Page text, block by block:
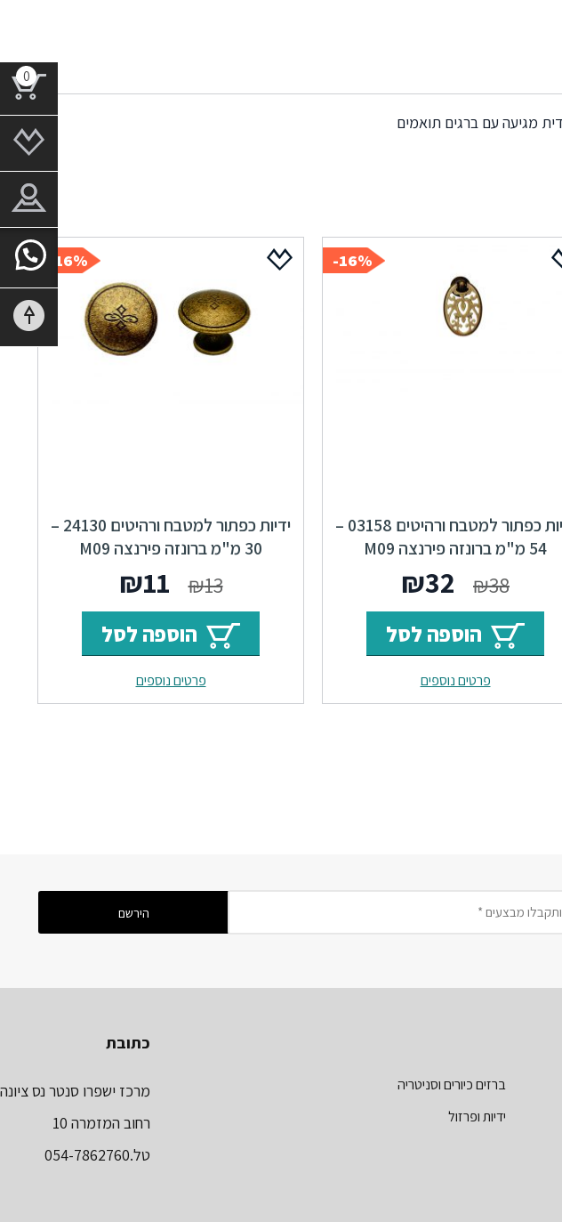
מגיעה עם ברגים תואמים
16%-
ידיות כפתור למטבח ורהיטים 03158 –
54 מ"מ ברונזה פירנצה M09
Alhambra₪38
המחיר
המקורי
היה:
₪38.
₪32
הנוכחי
הוא:
₪32.
הוספה לסל
פרטים נוספים
16%-
ידיות כפתור למטבח ורהיטים 24130 –
30 מ"מ ברונזה פירנצה M09
₪13
המחיר
המקורי
היה:
₪13.
₪11
הנוכחי
הוא:
₪11.
הוספה לסל
פרטים נוספים
ברזים כיורים וסניטריה
ידיות ופרזול
כתובת
מרכז ישפרו סנטר נס ציונה
רחוב המזמרה 10
טל.054-7862760
0